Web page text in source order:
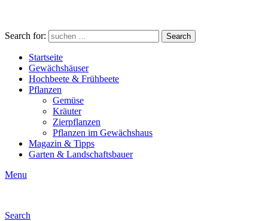
Search for: Search
Startseite
Gewächshäuser
Hochbeete & Frühbeete
Pflanzen
Gemüse
Kräuter
Zierpflanzen
Pflanzen im Gewächshaus
Magazin & Tipps
Garten & Landschaftsbauer
Menu
Search